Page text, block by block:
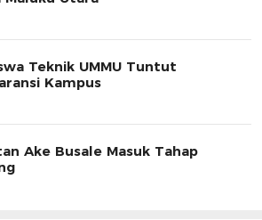
Teknik UMMU Tuntut
Kampus
Ake Busale Masuk Tahap